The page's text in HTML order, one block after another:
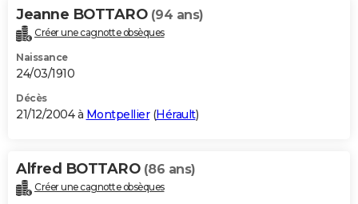
Jeanne BOTTARO (94 ans)
Créer une cagnotte obsèques
Naissance
24/03/1910
Décès
21/12/2004 à Montpellier(Hérault)
Alfred BOTTARO (86 ans)
Créer une cagnotte obsèques